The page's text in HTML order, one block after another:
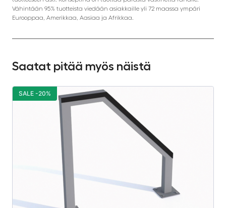
Vähintään 95% tuotteista viedään asiakkaille yli 72 maassa ympäri
Eurooppaa, Amerikkaa, Aasiaa ja Afrikkaa.
Saatat pitää myös näistä
SALE -20%